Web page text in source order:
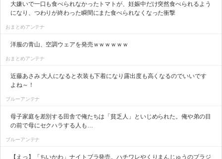
大嫌いで一口も食べられなかったトマトが、妊娠中だけ突然食べられるよう
になり、つわりが終わった瞬間にまた食べられなくなった衝撃
おまとめアンテナ
洋服の青山、空調ウェアを発売ｗｗｗｗｗｗ
おまとめアンテナ
近藤あさみ 大人になると衣装も下着になり露出度も高くなるのでいいです
よね～！
ブルーアンテナ
母子家庭を差別する田舎で俺たちは「貧乏人」といじめられた。俺や弟の目
の前で母にセクハラする人も…
ブルーアンテナ
【えっ】「ちいかわ」ナイトブラ発売。ハチワレやくりまんじゅうのブラジ